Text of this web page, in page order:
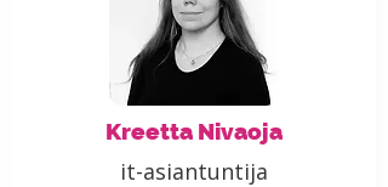
Kreetta Nivaoja
it-asiantuntija